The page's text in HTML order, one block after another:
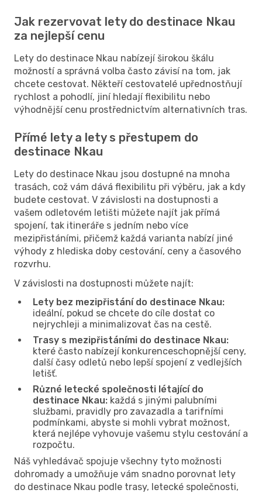
Jak rezervovat lety do destinace Nkau
za nejlepší cenu
Lety do destinace Nkau nabízejí širokou škálu
možností a správná volba často závisí na tom, jak
chcete cestovat. Někteří cestovatelé upřednostňují
rychlost a pohodlí, jiní hledají flexibilitu nebo
výhodnější cenu prostřednictvím alternativních tras.
Přímé lety a lety s přestupem do
destinace Nkau
Lety do destinace Nkau jsou dostupné na mnoha
trasách, což vám dává flexibilitu při výběru, jak a kdy
budete cestovat. V závislosti na dostupnosti a
vašem odletovém letišti můžete najít jak přímá
spojení, tak itineráře s jedním nebo více
mezipřistáními, přičemž každá varianta nabízí jiné
výhody z hlediska doby cestování, ceny a časového
rozvrhu.
V závislosti na dostupnosti můžete najít:
Lety bez mezipřistání do destinace Nkau:
ideální, pokud se chcete do cíle dostat co
nejrychleji a minimalizovat čas na cestě.
Trasy s mezipřistáními do destinace Nkau:
které často nabízejí konkurenceschopnější ceny,
další časy odletů nebo lepší spojení z vedlejších
letišť.
Různé letecké společnosti létající do
destinace Nkau: každá s jinými palubními
službami, pravidly pro zavazadla a tarifními
podmínkami, abyste si mohli vybrat možnost,
která nejlépe vyhovuje vašemu stylu cestování a
rozpočtu.
Náš vyhledávač spojuje všechny tyto možnosti
dohromady a umožňuje vám snadno porovnat lety
do destinace Nkau podle trasy, letecké společnosti,